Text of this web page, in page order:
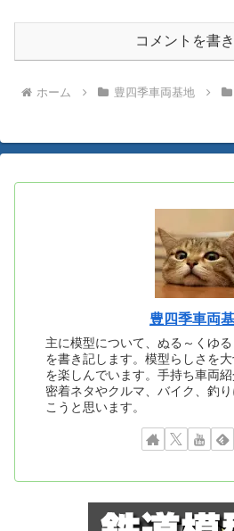
コメントを書
ホーム 豊四季車両基地
豊四季車両
主に模型について、ぬる～くゆ
を書き記します。模型らしさを
を楽しんでいます。手持ち車両
密着ネタやクルマ、バイク、釣
こうと思います。